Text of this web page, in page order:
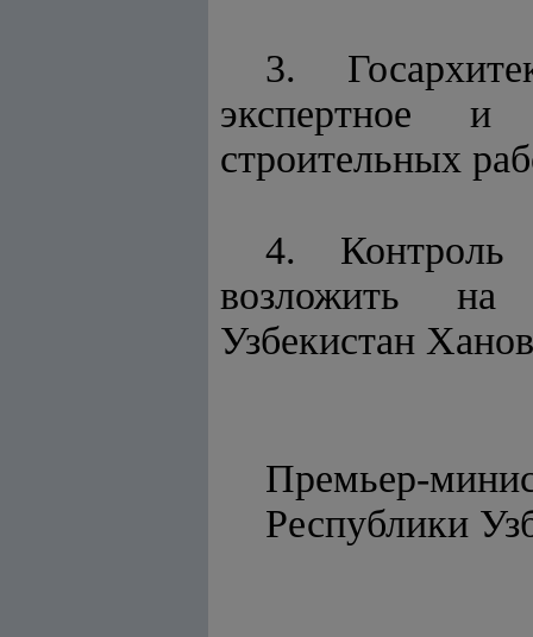
3.
экспертное и
строительных
4. Контроль
возложить на
Узбекистан
Премьер-